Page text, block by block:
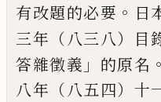
有改題的必要 。 日
三年（八三八）
目
答雜徵義 」 的原名 。
八年（八五四）十